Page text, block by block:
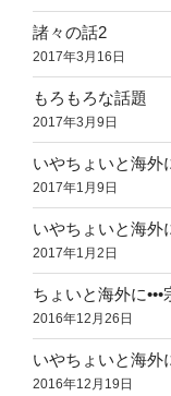
諸々の話2
2017年3月16日
もろもろな話題
2017年3月9日
いやちょいと海外
2017年1月9日
いやちょいと海外
2017年1月2日
ちょいと海外に•••
2016年12月26日
いやちょいと海外
2016年12月19日